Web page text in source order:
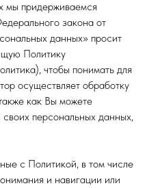
мы придерживаемся
закона от
данных» просит
Политику
чтобы понимать для
осуществляет обработку
как Вы можете
персональных данных,
с Политикой, в том числе
и навигации или